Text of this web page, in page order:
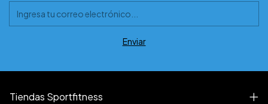
Tiendas Sportfitness